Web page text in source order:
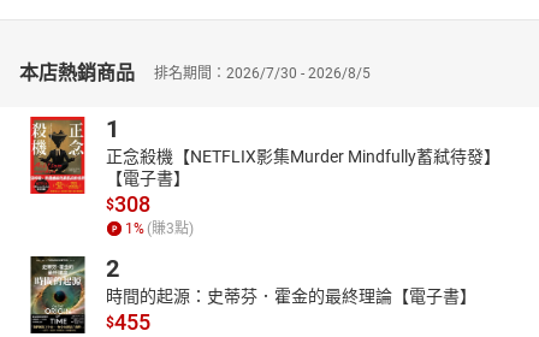
瓜……
帥！窄腳七分褲配志村白布鞋，鑽進地下舞廳尬霹靂舞。
小莊以他獨有的筆觸與視角，捕捉過往種種溫熱的回憶，
也許有些羞澀，有些遺憾，但更多的是對成長的感動與釋然，
僅以這十二篇生命故事，向我們的青春致敬。
本店熱銷商品 排名期間：2026/7/30 - 2026/8/5
1
正念殺機【NETFLIX影集Murder Mindfully蓄弒待發】
【電子書】
$308
1 % (賺3點)
2
時間的起源：史蒂芬．霍金的最終理論【電子書】
$455